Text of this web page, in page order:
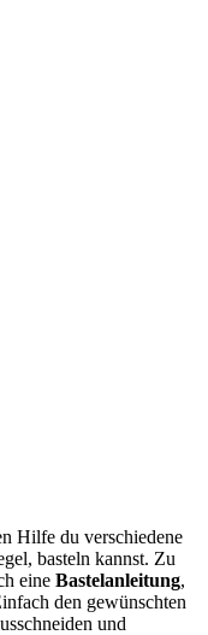
Hilfe du verschiedene
basteln kannst. Zu
eine Bastelanleitung,
den gewünschten
und